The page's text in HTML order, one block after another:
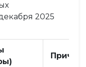
2025